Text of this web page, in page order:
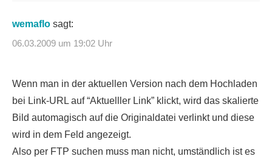
wemaflo sagt:
06.03.2009 um 19:02 Uhr
Wenn man in der aktuellen Version nach dem Hochladen
bei Link-URL auf “Aktuelller Link” klickt, wird das skalierte
Bild automagisch auf die Originaldatei verlinkt und diese
wird in dem Feld angezeigt.
Also per FTP suchen muss man nicht, umständlich ist es